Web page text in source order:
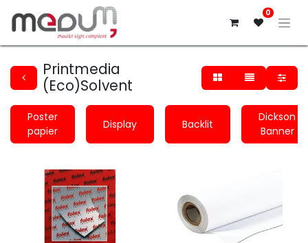
0
Printmedia
(Eco)Solvent
Poster
papier
Display Backlit
Dickson
Banner